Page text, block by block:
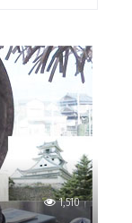
1,510